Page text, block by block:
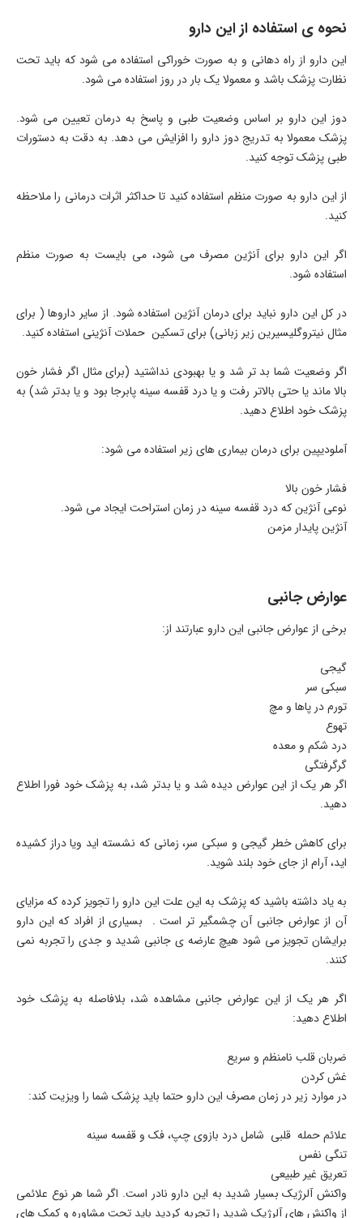
نحوه ی استفاده از این دارو
این دارو از راه دهانی و به صورت خوراکی استفاده می شود که باید تحت
نظارت پزشک باشد و معمولا یک بار در روز استفاده می شود.
دوز این دارو بر اساس وضعیت طبی و پاسخ به درمان تعیین می شود.
پزشک معمولا به تدریج دوز دارو را افزایش می دهد. به دقت به دستورات
طبی پزشک توجه کنید.
از این دارو به صورت منظم استفاده کنید تا حداکثر اثرات درمانی را ملاحظه
کنید.
اگر این دارو برای آنژین مصرف می شود، می بایست به صورت منظم
استفاده شود.
در کل این دارو نباید برای درمان آنژین استفاده شود. از سایر داروها ( برای
مثال نیتروگلیسیرین زیر زبانی) برای تسکین حملات آنژینی استفاده کنید.
اگر وضعیت شما بد تر شد و یا بهبودی نداشتید (برای مثال اگر فشار خون
بالا ماند یا حتی بالاتر رفت و یا درد قفسه سینه پابرجا بود و یا بدتر شد) به
پزشک خود اطلاع دهید.
آملودیپین برای درمان بیماری های زیر استفاده می شود:
فشار خون بالا
نوعی آنژین که درد قفسه سینه در زمان استراحت ایجاد می شود.
آنژین پایدار مزمن
عوارض جانبی
برخی از عوارض جانبی این دارو عبارتند از:
گیجی
سبکی سر
تورم در پاها و مچ
تهوع
درد شکم و معده
گرگرفتگی
اگر هر یک از این عوارض دیده شد و یا بدتر شد، به پزشک خود فورا اطلاع
دهید.
برای کاهش خطر گیجی و سبکی سر، زمانی که نشسته اید ویا دراز کشیده
اید، آرام از جای خود بلند شوید.
به یاد داشته باشید که پزشک به این علت این دارو را تجویز کرده که مزایای
آن از عوارض جانبی آن چشمگیر تر است . بسیاری از افراد که این دارو
برایشان تجویز می شود هیچ عارضه ی جانبی شدید و جدی را تجربه نمی
کنند.
اگر هر یک از این عوارض جانبی مشاهده شد، بلافاصله به پزشک خود
اطلاع دهید:
ضربان قلب نامنظم و سریع
غش کردن
در موارد زیر در زمان مصرف این دارو حتما باید پزشک شما را ویزیت کند:
علائم حمله قلبی شامل درد بازوی چپ، فک و قفسه سینه
تنگی نفس
تعریق غیر طبیعی
واکنش آلرژیک بسیار شدید به این دارو نادر است. اگر شما هر نوع علائمی
از واکنش های آلرژیک شدید را تجربه کردید باید تحت مشاوره و کمک های